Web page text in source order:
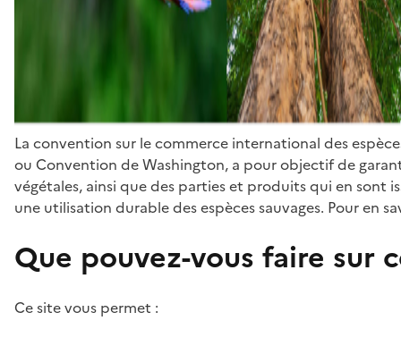
La convention sur le commerce international des
ou Convention de Washington, a pour objectif de
végétales, ainsi que des parties et produits qui en sont
une utilisation durable des espèces sauvages. Pour en
Que pouvez-vous faire sur
Ce site vous permet :